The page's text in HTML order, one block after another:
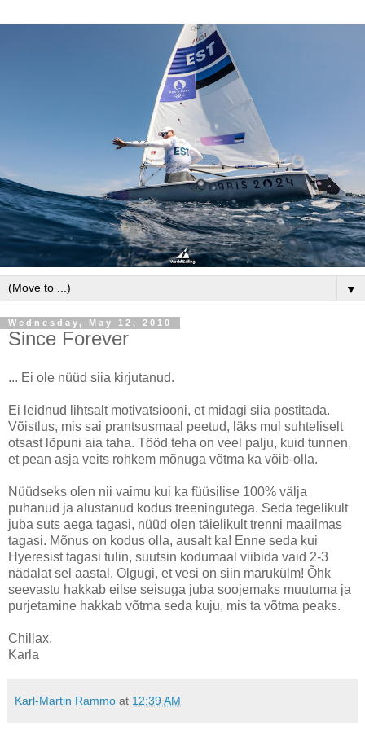
▼
Wednesday, May 12, 2010
Since Forever
... Ei ole nüüd siia kirjutanud.
Ei leidnud lihtsalt motivatsiooni, et midagi siia postitada.
Võistlus, mis sai prantsusmaal peetud, läks mul suhteliselt
otsast lõpuni aia taha. Tööd teha on veel palju, kuid tunnen,
et pean asja veits rohkem mõnuga võtma ka võib-olla.
Nüüdseks olen nii vaimu kui ka füüsilise 100% välja
puhanud ja alustanud kodus treeningutega. Seda tegelikult
juba suts aega tagasi, nüüd olen täielikult trenni maailmas
tagasi. Mõnus on kodus olla, ausalt ka! Enne seda kui
Hyeresist tagasi tulin, suutsin kodumaal viibida vaid 2-3
nädalat sel aastal. Olgugi, et vesi on siin marukülm! Õhk
seevastu hakkab eilse seisuga juba soojemaks muutuma ja
purjetamine hakkab võtma seda kuju, mis ta võtma peaks.
Chillax,
Karla
Karl-Martin Rammo at 12:39 AM